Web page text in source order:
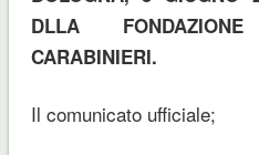
DLLA
CARABINIERI.
Il comunicato ufficiale;